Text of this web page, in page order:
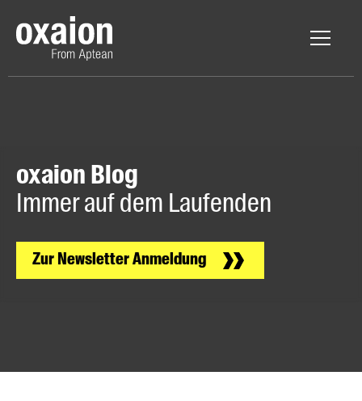
oxaion Blog
Immer auf dem Laufenden
Zur Newsletter Anmeldung